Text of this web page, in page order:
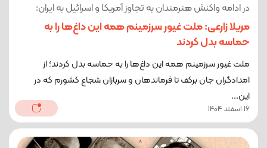
در ادامه واکنش هنرمندان به تجاوز آمریکا و اسرائیل به ایران:
مریلا زارعی: ملت غیور سرزمینم همه این داغ‌ها را به
حماسه بدل کردند
ملت غیور سرزمینم همه این داغ‌ها را به حماسه بدل کردند؛ از
امدادگران جان برکف تا فرماندهان و سربازان شجاع کشورم که در
این...
16 اسفند 1404